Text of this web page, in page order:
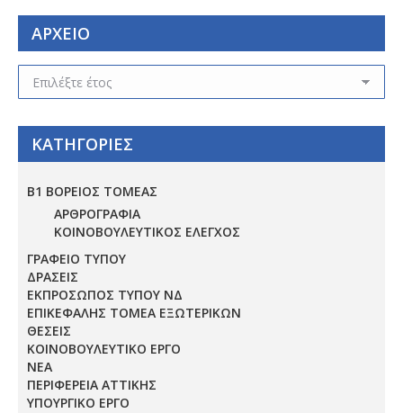
ΑΡΧΕΙΟ
ΑΡΧΕΙΟ
ΚΑΤΗΓΟΡΙΕΣ
Β1 ΒΟΡΕΙΟΣ ΤΟΜΕΑΣ
ΑΡΘΡΟΓΡΑΦΙΑ
ΚΟΙΝΟΒΟΥΛΕΥΤΙΚΟΣ ΕΛΕΓΧΟΣ
ΓΡΑΦΕΙΟ ΤΥΠΟΥ
ΔΡΑΣΕΙΣ
ΕΚΠΡΟΣΩΠΟΣ ΤΥΠΟΥ ΝΔ
ΕΠΙΚΕΦΑΛΗΣ ΤΟΜΕΑ ΕΞΩΤΕΡΙΚΩΝ
ΘΕΣΕΙΣ
ΚΟΙΝΟΒΟΥΛΕΥΤΙΚΟ ΕΡΓΟ
ΝΕΑ
ΠΕΡΙΦΕΡΕΙΑ ΑΤΤΙΚΗΣ
ΥΠΟΥΡΓΙΚΟ ΕΡΓΟ